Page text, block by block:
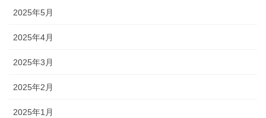
2025年5月
2025年4月
2025年3月
2025年2月
2025年1月